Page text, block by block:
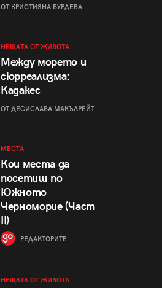
ОТ КРИСТИЯНА БУРДЕВА
НЕЩАТА ОТ ЖИВОТА
Между морето и
сюрреализма:
Кадакес
ОТ ДЕСИСЛАВА МАКЪЛРЕЙТ
МЕСТА
Кои места да
посетиш по
Южното
Черноморие (Част
II)
РЕДАКТОРИТЕ
НЕЩАТА ОТ ЖИВОТА